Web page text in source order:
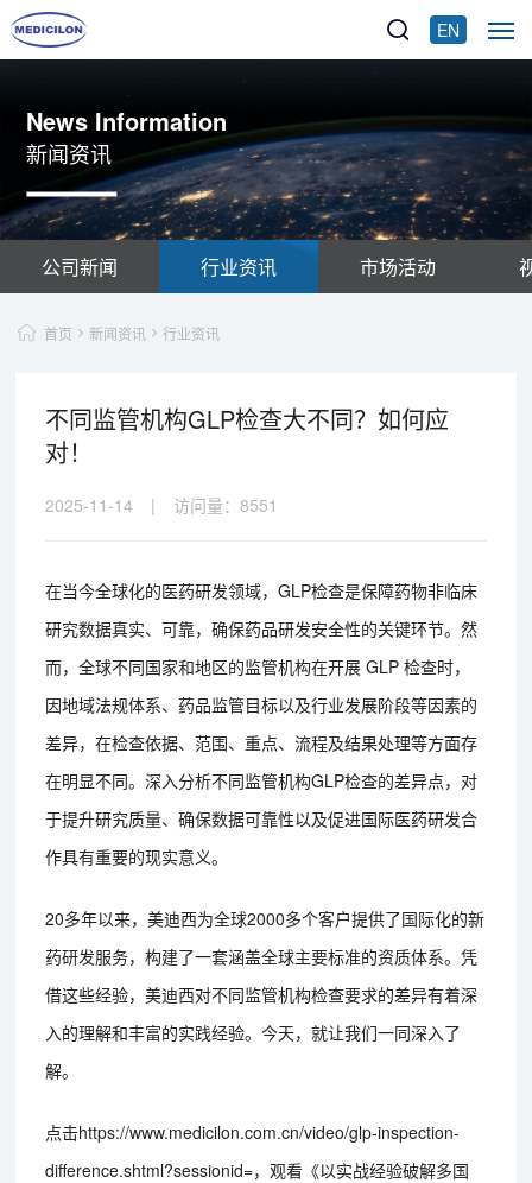
EN
News Information
新闻资讯
公司新闻 行业资讯 市场活动
首页 新闻资讯 行业资讯
不同监管机构GLP检查大不同？如何应
对！
2025-11-14 | 访问量：8551
在当今全球化的医药研发领域，GLP检查是保障药物非临床
研究数据真实、可靠，确保药品研发安全性的关键环节。然
而，全球不同国家和地区的监管机构在开展 GLP 检查时，
因地域法规体系、药品监管目标以及行业发展阶段等因素的
差异，在检查依据、范围、重点、流程及结果处理等方面存
在明显不同。深入分析不同监管机构GLP检查的差异点，对
于提升研究质量、确保数据可靠性以及促进国际医药研发合
作具有重要的现实意义。
20多年以来，美迪西为全球2000多个客户提供了国际化的新
药研发服务，构建了一套涵盖全球主要标准的资质体系。凭
借这些经验，美迪西对不同监管机构检查要求的差异有着深
入的理解和丰富的实践经验。今天，就让我们一同深入了
解。
点击https://www.medicilon.com.cn/video/glp-inspection-
difference.shtml?sessionid=，观看《以实战经验破解多国